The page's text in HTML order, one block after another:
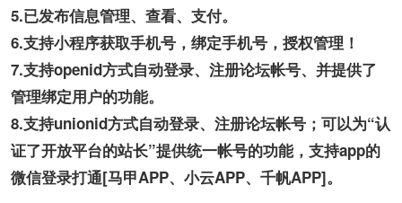
5.已发布信息管理、查看、支付。
6.支持小程序获取手机号，绑定手机号，授权管理！
7.支持openid方式自动登录、注册论坛帐号、并提供了
管理绑定用户的功能。
8.支持unionid方式自动登录、注册论坛帐号；可以为“认
证了开放平台的站长”提供统一帐号的功能，支持app的
微信登录打通[马甲APP、小云APP、千帆APP]。